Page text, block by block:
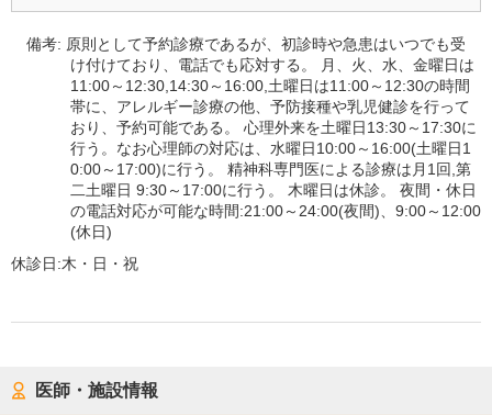
備考: 原則として予約診療であるが、初診時や急患はいつでも受
け付けており、電話でも応対する。 月、火、水、金曜日は
11:00～12:30,14:30～16:00,土曜日は11:00～12:30の時間
帯に、アレルギー診療の他、予防接種や乳児健診を行って
おり、予約可能である。 心理外来を土曜日13:30～17:30に
行う。なお心理師の対応は、水曜日10:00～16:00(土曜日1
0:00～17:00)に行う。 精神科専門医による診療は月1回,第
二土曜日 9:30～17:00に行う。 木曜日は休診。 夜間・休日
の電話対応が可能な時間:21:00～24:00(夜間)、9:00～12:00
(休日)
休診日:木・日・祝
医師・施設情報